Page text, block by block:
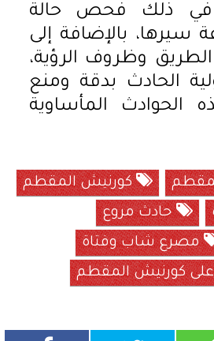
في ذلك فحص حالة
سيرها، بالإضافة إلى
وظروف الرؤية،
الحادث بدقة ومنع
الحوادث المأساوية
كورنيش المقطم
حادث مروع
مصرع شاب وفتاة
كورنيش المقطم